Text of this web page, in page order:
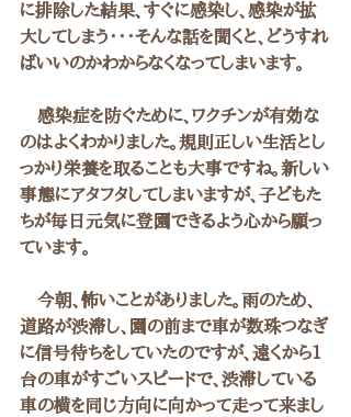
に排除した結果、すぐに感染し、感染が拡
大してしまう・・・そんな話を聞くと、どうすれ
ばいいのかわからなくなってしまいます。
感染症を防ぐために、ワクチンが有効な
のはよくわかりました。規則正しい生活とし
っかり栄養を取ることも大事ですね。新しい
事態にアタフタしてしまいますが、子どもた
ちが毎日元気に登園できるよう心から願っ
ています。
今朝、怖いことがありました。雨のため、
道路が渋滞し、園の前まで車が数珠つなぎ
に信号待ちをしていたのですが、遠くから1
台の車がすごいスピードで、渋滞している
車の横を同じ方向に向かって走って来まし